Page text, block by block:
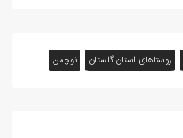
روستاهای استان گلستان نوچمن